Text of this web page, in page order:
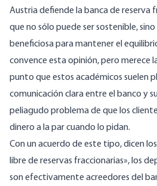
Austria defiende la banca de reserva
que no sólo puede ser sostenible,
beneficiosa para mantener el
convence esta opinión, pero merece
punto que estos académicos suelen
comunicación clara entre el banco y
peliagudo problema de que los
dinero a la par cuando lo pidan.
Con un acuerdo de este tipo, dicen
libre de reservas fraccionarias», los
son efectivamente acreedores del